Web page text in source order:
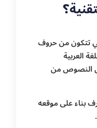
تتكون من حروف
العربية
النصوص من
بناء على موقعه